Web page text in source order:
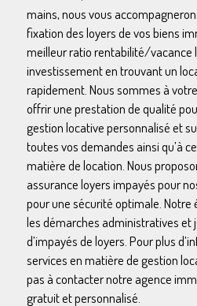
mains, nous vous
fixation des loyers de vos biens
meilleur ratio rentabilité/vacance
investissement en trouvant un
rapidement. Nous sommes à
offrir une prestation de qualité
gestion locative personnalisé et
toutes vos demandes ainsi qu’à
matière de location. Nous
assurance loyers impayés pour
pour une sécurité optimale. Notre
les démarches administratives et
d’impayés de loyers. Pour plus
services en matière de gestion
pas à contacter notre agence
gratuit et personnalisé.